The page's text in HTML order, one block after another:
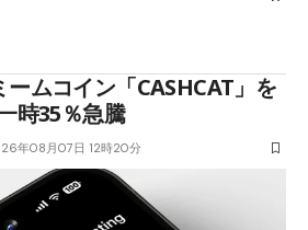
ームコイン「CASHCAT」を
時35％急騰
年08月07日 12時20分